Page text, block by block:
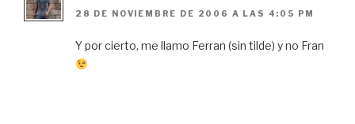
28 DE NOVIEMBRE DE 2006 A LAS 4:05 PM
Y por cierto, me llamo Ferran (sin tilde) y no Fran